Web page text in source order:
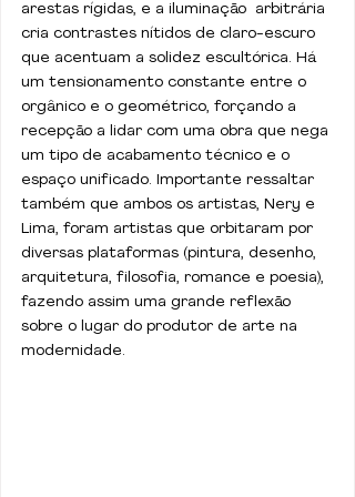
arestas rígidas, e a iluminação  arbitrária
cria contrastes nítidos de claro-escuro
que acentuam a solidez escultórica. Há
um tensionamento constante entre o
orgânico e o geométrico, forçando a
recepção a lidar com uma obra que nega
um tipo de acabamento técnico e o
espaço unificado. Importante ressaltar
também que ambos os artistas, Nery e
Lima, foram artistas que orbitaram por
diversas plataformas (pintura, desenho,
arquitetura, filosofia, romance e poesia),
fazendo assim uma grande reflexão
sobre o lugar do produtor de arte na
modernidade.